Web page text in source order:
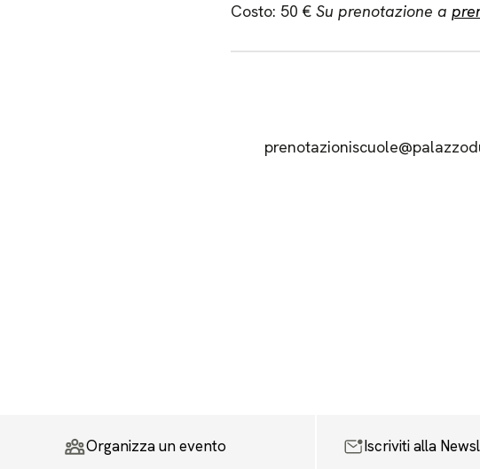
Costo: 50 € Su prenotazione a
Organizza un evento Iscriviti alla